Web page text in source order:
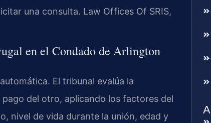
una consulta. Law Offices Of SRIS,
en el Condado de Arlington
El tribunal evalúa la
del otro, aplicando los factores del
nivel de vida durante la unión, edad y